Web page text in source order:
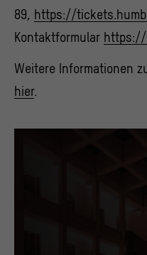
89, https://
Kontaktformular https://
Weitere Informationen
hier.